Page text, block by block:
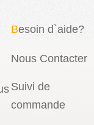
Besoin d`aide?
Nous Contacter
Suivi de
commande